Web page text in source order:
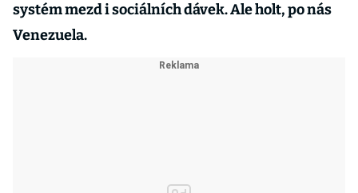
systém mezd i sociálních dávek. Ale holt, po nás
Venezuela.